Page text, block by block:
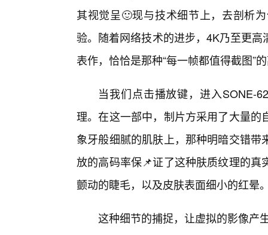
其视觉呈🙂现与技术细节上，去剖析
验。随着网络技术的进步，4K乃至更
表作，恰恰是那种“每一帧都值得截图”
当我们点击播放键，进入SONE-
理。在这一部中，制片方采用了大量
象牙般细腻的肌肤上，那种明暗交错
放的高码率保📌证了这种肤质纹理的
颤动的睫毛，以及皮肤表面细小的红晕
这种细节的捕捉，让虚拟的影像产